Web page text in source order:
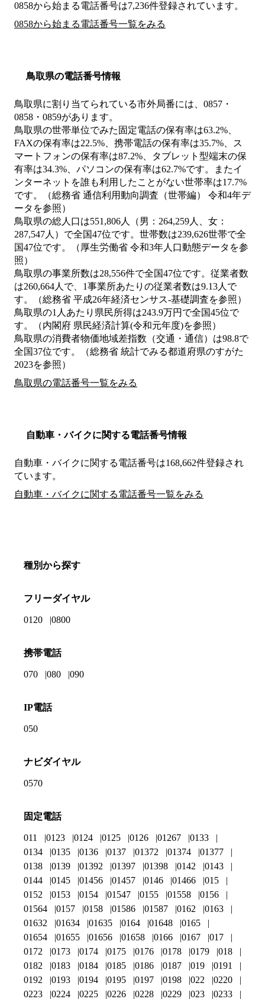
0858から始まる電話番号は7,236件登録されています。
0858から始まる電話番号一覧をみる
鳥取県の電話番号情報
鳥取県に割り当てられている市外局番には、0857・
0858・0859があります。
鳥取県の世帯単位でみた固定電話の保有率は63.2%、
FAXの保有率は22.5%、携帯電話の保有率は35.7%、ス
マートフォンの保有率は87.2%、タブレット型端末の保
有率は34.3%、パソコンの保有率は62.7%です。またイ
ンターネットを誰も利用したことがない世帯率は17.7%
です。（総務省 通信利用動向調査（世帯編） 令和4年デ
ータを参照）
鳥取県の総人口は551,806人（男：264,259人、女：
287,547人）で全国47位です。世帯数は239,626世帯で全
国47位です。（厚生労働省 令和3年人口動態データを参
照）
鳥取県の事業所数は28,556件で全国47位です。従業者数
は260,664人で、1事業所あたりの従業者数は9.13人で
す。（総務省 平成26年経済センサス‐基礎調査を参照）
鳥取県の1人あたり県民所得は243.9万円で全国45位で
す。（内閣府 県民経済計算(令和元年度)を参照）
鳥取県の消費者物価地域差指数（交通・通信）は98.8で
全国37位です。（総務省 統計でみる都道府県のすがた
2023を参照）
鳥取県の電話番号一覧をみる
自動車・バイクに関する電話番号情報
自動車・バイクに関する電話番号は168,662件登録され
ています。
自動車・バイクに関する電話番号一覧をみる
種別から探す
フリーダイヤル
0120 0800
携帯電話
070 080 090
IP電話
050
ナビダイヤル
0570
固定電話
011 0123 0124 0125 0126 01267
0133
0134
0135 0136 0137 01372 01374
01377
0138
0139 01392 01397 01398 0142
0143
0144
0145 01456 01457 0146 01466
015
0152
0153 0154 01547 0155 01558
0156
01564
0157 0158 01586 01587 0162
0163
01632
01634 01635 0164 01648
0165
01654
01655 01656 01658 0166 0167
017
0172
0173 0174 0175 0176 0178 0179
018
0182
0183 0184 0185 0186 0187 019
0191
0192
0193 0194 0195 0197 0198 022
0220
0223
0224 0225 0226 0228 0229 023 0233